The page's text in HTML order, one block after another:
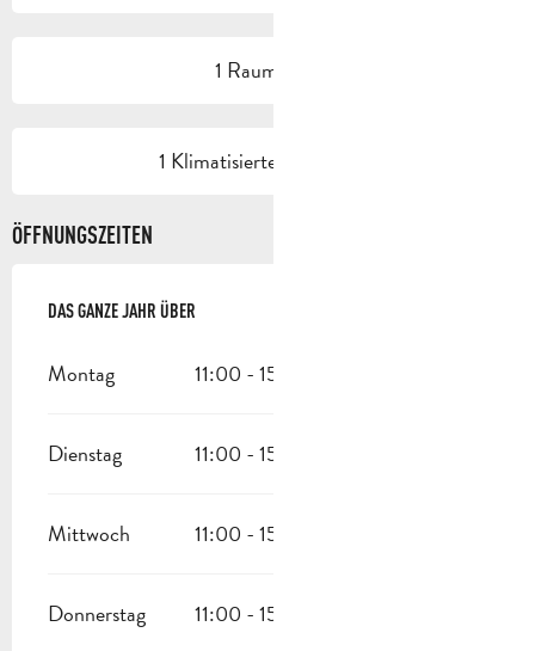
1 Raum/Saal
1 Klimatisierte(r) Raum(e)
ÖFFNUNGSZEITEN
DAS GANZE JAHR ÜBER
DAS GANZE JAHR ÜBER
Montag 11:00 - 15:00
Dienstag 11:00 - 15:00
Mittwoch 11:00 - 15:00
Donnerstag 11:00 - 15:00